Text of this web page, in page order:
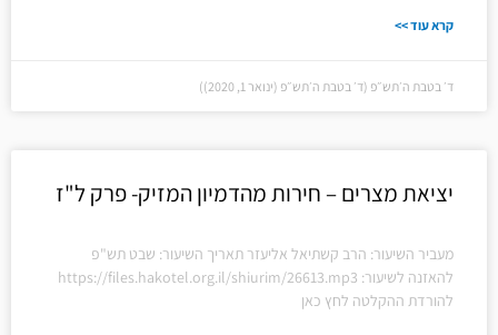
קרא עוד >>
ד׳ בטבת ה׳תש״פ (ד׳ בטבת ה׳תש״פ (ינואר 1, 2020))
יציאת מצרים – חירות מהדמיון המזיק- פרק ל"ז
מעביר השיעור: הרב קשתיאל אליעזר תאריך השיעור: שבט תש"פ
להאזנה לשיעור: https://files.hakotel.org.il/shiurim/26613.mp3
להורדת ההקלטה לחץ כאן